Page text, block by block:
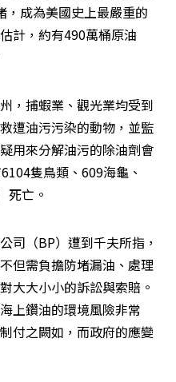
，成為美國史上最嚴重的
計，約有490萬桶原油
，捕蝦業、觀光業均受到
遭油污污染的動物，並監
用來分解油污的除油劑會
隻鳥類、609海龜、
死亡。
司（BP）遭到千夫所指，
但需負擔防堵漏油、處理
大大小小的訴訟與索賠。
上鑽油的環境風險非常
付之闕如，而政府的應變